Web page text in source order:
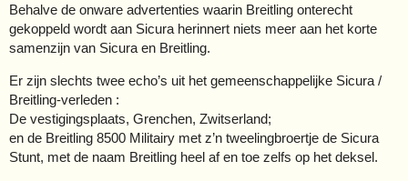
Behalve de onware advertenties waarin Breitling onterecht
gekoppeld wordt aan Sicura herinnert niets meer aan het korte
samenzijn van Sicura en Breitling.
Er zijn slechts twee echo’s uit het gemeenschappelijke Sicura /
Breitling-verleden :
De vestigingsplaats, Grenchen, Zwitserland;
en de Breitling 8500 Militairy met z’n tweelingbroertje de Sicura
Stunt, met de naam Breitling heel af en toe zelfs op het deksel.